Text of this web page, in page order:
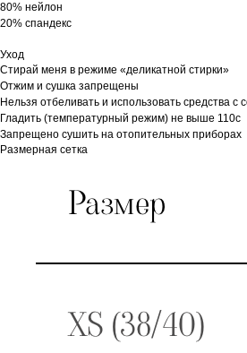
80% нейлон
20% спандекс
Уход
Стирай меня в режиме «деликатной стирки»
Отжим и сушка запрещены
Нельзя отбеливать и использовать средства с
Гладить (температурный режим) не выше 110с
Запрещено сушить на отопительных приборах
Размерная сетка